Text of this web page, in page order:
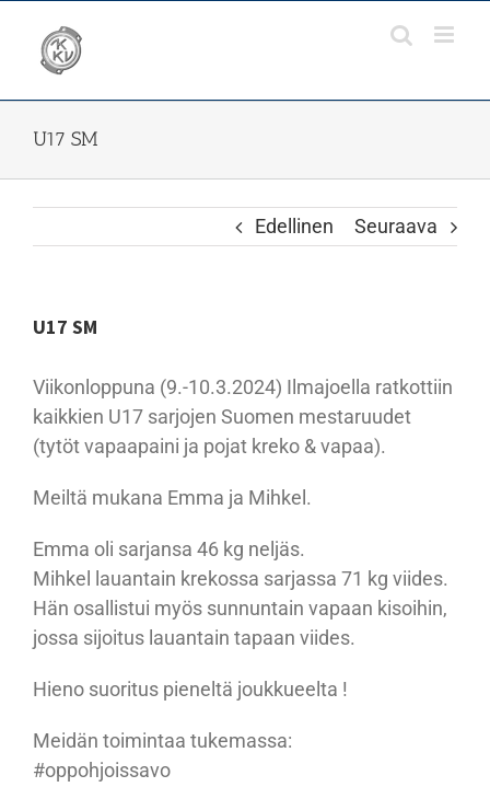
content
U17 SM
Edellinen Seuraava
U17 SM
Viikonloppuna (9.-10.3.2024) Ilmajoella ratkottiin
kaikkien U17 sarjojen Suomen mestaruudet
(tytöt vapaapaini ja pojat kreko & vapaa).
Meiltä mukana Emma ja Mihkel.
Emma oli sarjansa 46 kg neljäs.
Mihkel lauantain krekossa sarjassa 71 kg viides.
Hän osallistui myös sunnuntain vapaan kisoihin,
jossa sijoitus lauantain tapaan viides.
Hieno suoritus pieneltä joukkueelta !
Meidän toimintaa tukemassa:
#oppohjoissavo